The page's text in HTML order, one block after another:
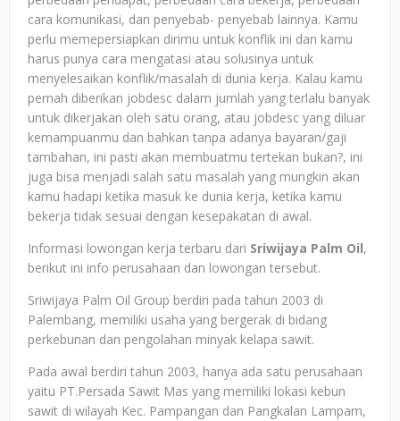
cara komunikasi, dan penyebab- penyebab lainnya. Kamu
perlu memepersiapkan dirimu untuk konflik ini dan kamu
harus punya cara mengatasi atau solusinya untuk
menyelesaikan konflik/masalah di dunia kerja. Kalau kamu
pernah diberikan jobdesc dalam jumlah yang terlalu banyak
untuk dikerjakan oleh satu orang, atau jobdesc yang diluar
kemampuanmu dan bahkan tanpa adanya bayaran/gaji
tambahan, ini pasti akan membuatmu tertekan bukan?, ini
juga bisa menjadi salah satu masalah yang mungkin akan
kamu hadapi ketika masuk ke dunia kerja, ketika kamu
bekerja tidak sesuai dengan kesepakatan di awal.
Informasi lowongan kerja terbaru dari Sriwijaya Palm Oil,
berikut ini info perusahaan dan lowongan tersebut.
Sriwijaya Palm Oil Group berdiri pada tahun 2003 di
Palembang, memiliki usaha yang bergerak di bidang
perkebunan dan pengolahan minyak kelapa sawit.
Pada awal berdiri tahun 2003, hanya ada satu perusahaan
yaitu PT.Persada Sawit Mas yang memiliki lokasi kebun
sawit di wilayah Kec. Pampangan dan Pangkalan Lampam,